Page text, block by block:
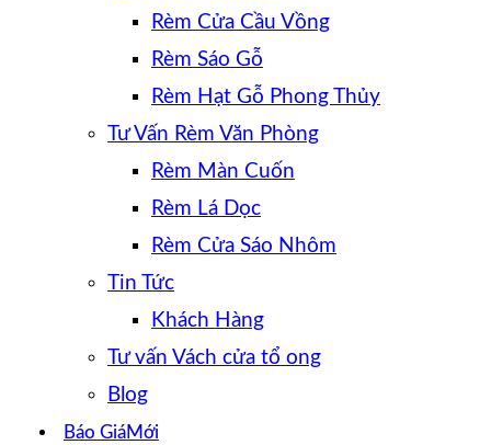
Rèm Cửa Cầu Vồng
Rèm Sáo Gỗ
Rèm Hạt Gỗ Phong Thủy
Tư Vấn Rèm Văn Phòng
Rèm Màn Cuốn
Rèm Lá Dọc
Rèm Cửa Sáo Nhôm
Tin Tức
Khách Hàng
Tư vấn Vách cửa tổ ong
Blog
Báo Giá